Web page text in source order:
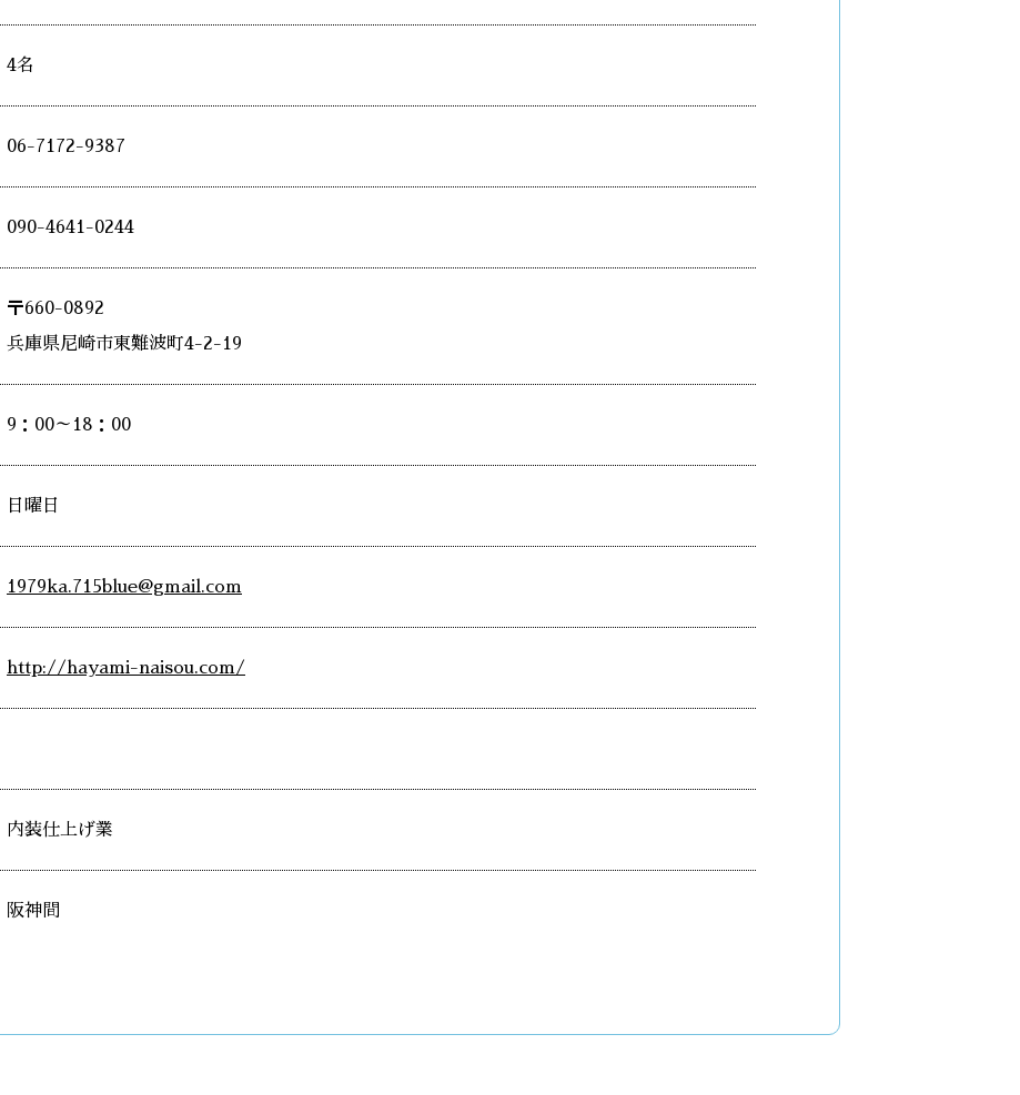
4名
06-7172-9387
090-4641-0244
〒660-0892
兵庫県尼崎市東難波町4-2-19
9：00～18：00
日曜日
1979ka.715blue@gmail.com
http://hayami-naisou.com/
内装仕上げ業
阪神間